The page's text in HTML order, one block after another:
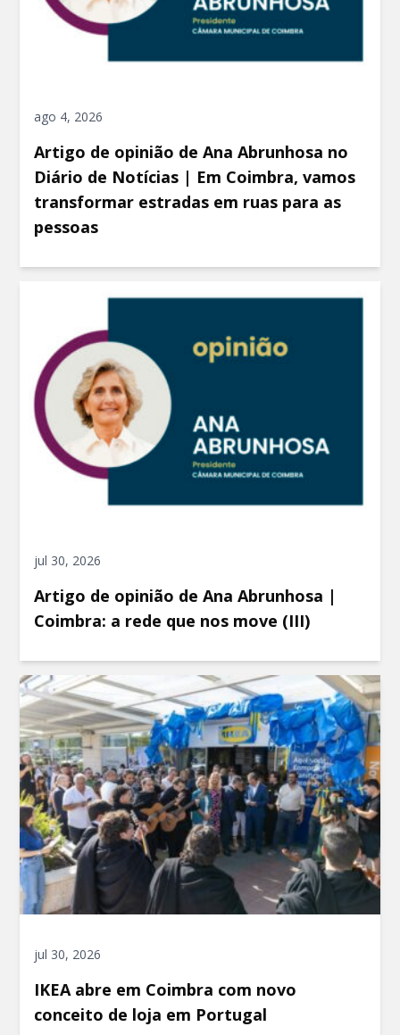
ago 4, 2026
Artigo de opinião de Ana Abrunhosa no
Diário de Notícias | Em Coimbra, vamos
transformar estradas em ruas para as
pessoas
jul 30, 2026
Artigo de opinião de Ana Abrunhosa |
Coimbra: a rede que nos move (III)
jul 30, 2026
IKEA abre em Coimbra com novo
conceito de loja em Portugal